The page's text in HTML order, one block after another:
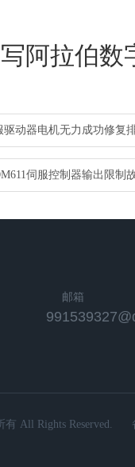
拉伯数字
驱动器电机无力成功修复
伺服控制器输出限制
邮箱
All Rights Reserved.